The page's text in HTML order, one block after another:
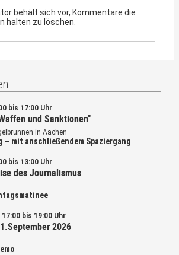
behält sich vor, Kommentare die
halten zu löschen.
bis 17:00 Uhr
und Sanktionen"
in Aachen
– mit anschließendem Spaziergang
bis 13:00 Uhr
des Journalismus
bis 19:00 Uhr
2026